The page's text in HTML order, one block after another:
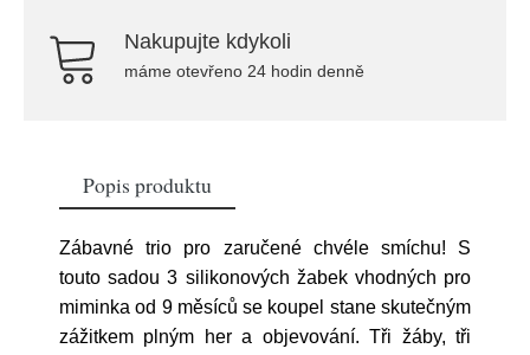
Nakupujte kdykoli
máme otevřeno 24 hodin denně
Popis produktu
Zábavné trio pro zaručené chvéle smíchu! S
touto sadou 3 silikonových žabek vhodných pro
miminka od 9 měsíců se koupel stane skutečným
zážitkem plným her a objevování. Tři žáby, tři